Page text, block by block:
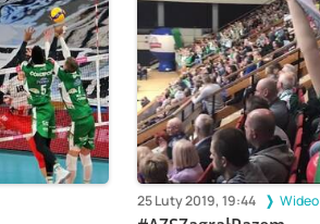
25 Luty 2019, 19:44 Wideo